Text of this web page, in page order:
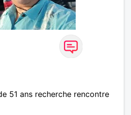
51 ans recherche rencontre